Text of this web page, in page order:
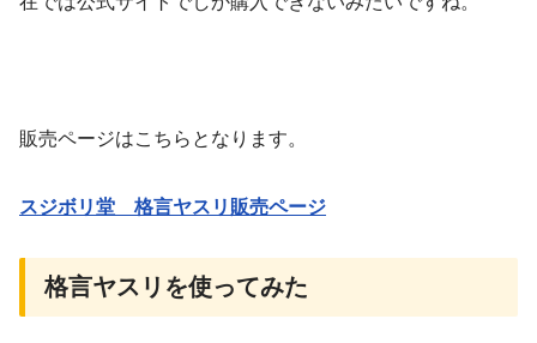
販売ページはこちらとなります。
スジボリ堂 格言ヤスリ販売ページ
格言ヤスリを使ってみた